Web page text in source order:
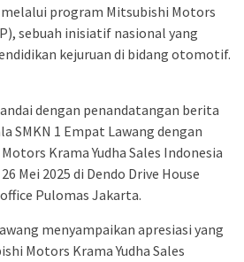
program Mitsubishi Motors
sebuah inisiatif nasional yang
kejuruan di bidang otomotif.
dengan penandatangan berita
SMKN 1 Empat Lawang dengan
Krama Yudha Sales Indonesia
Mei 2025 di Dendo Drive House
Pulomas Jakarta.
menyampaikan apresiasi yang
Motors Krama Yudha Sales